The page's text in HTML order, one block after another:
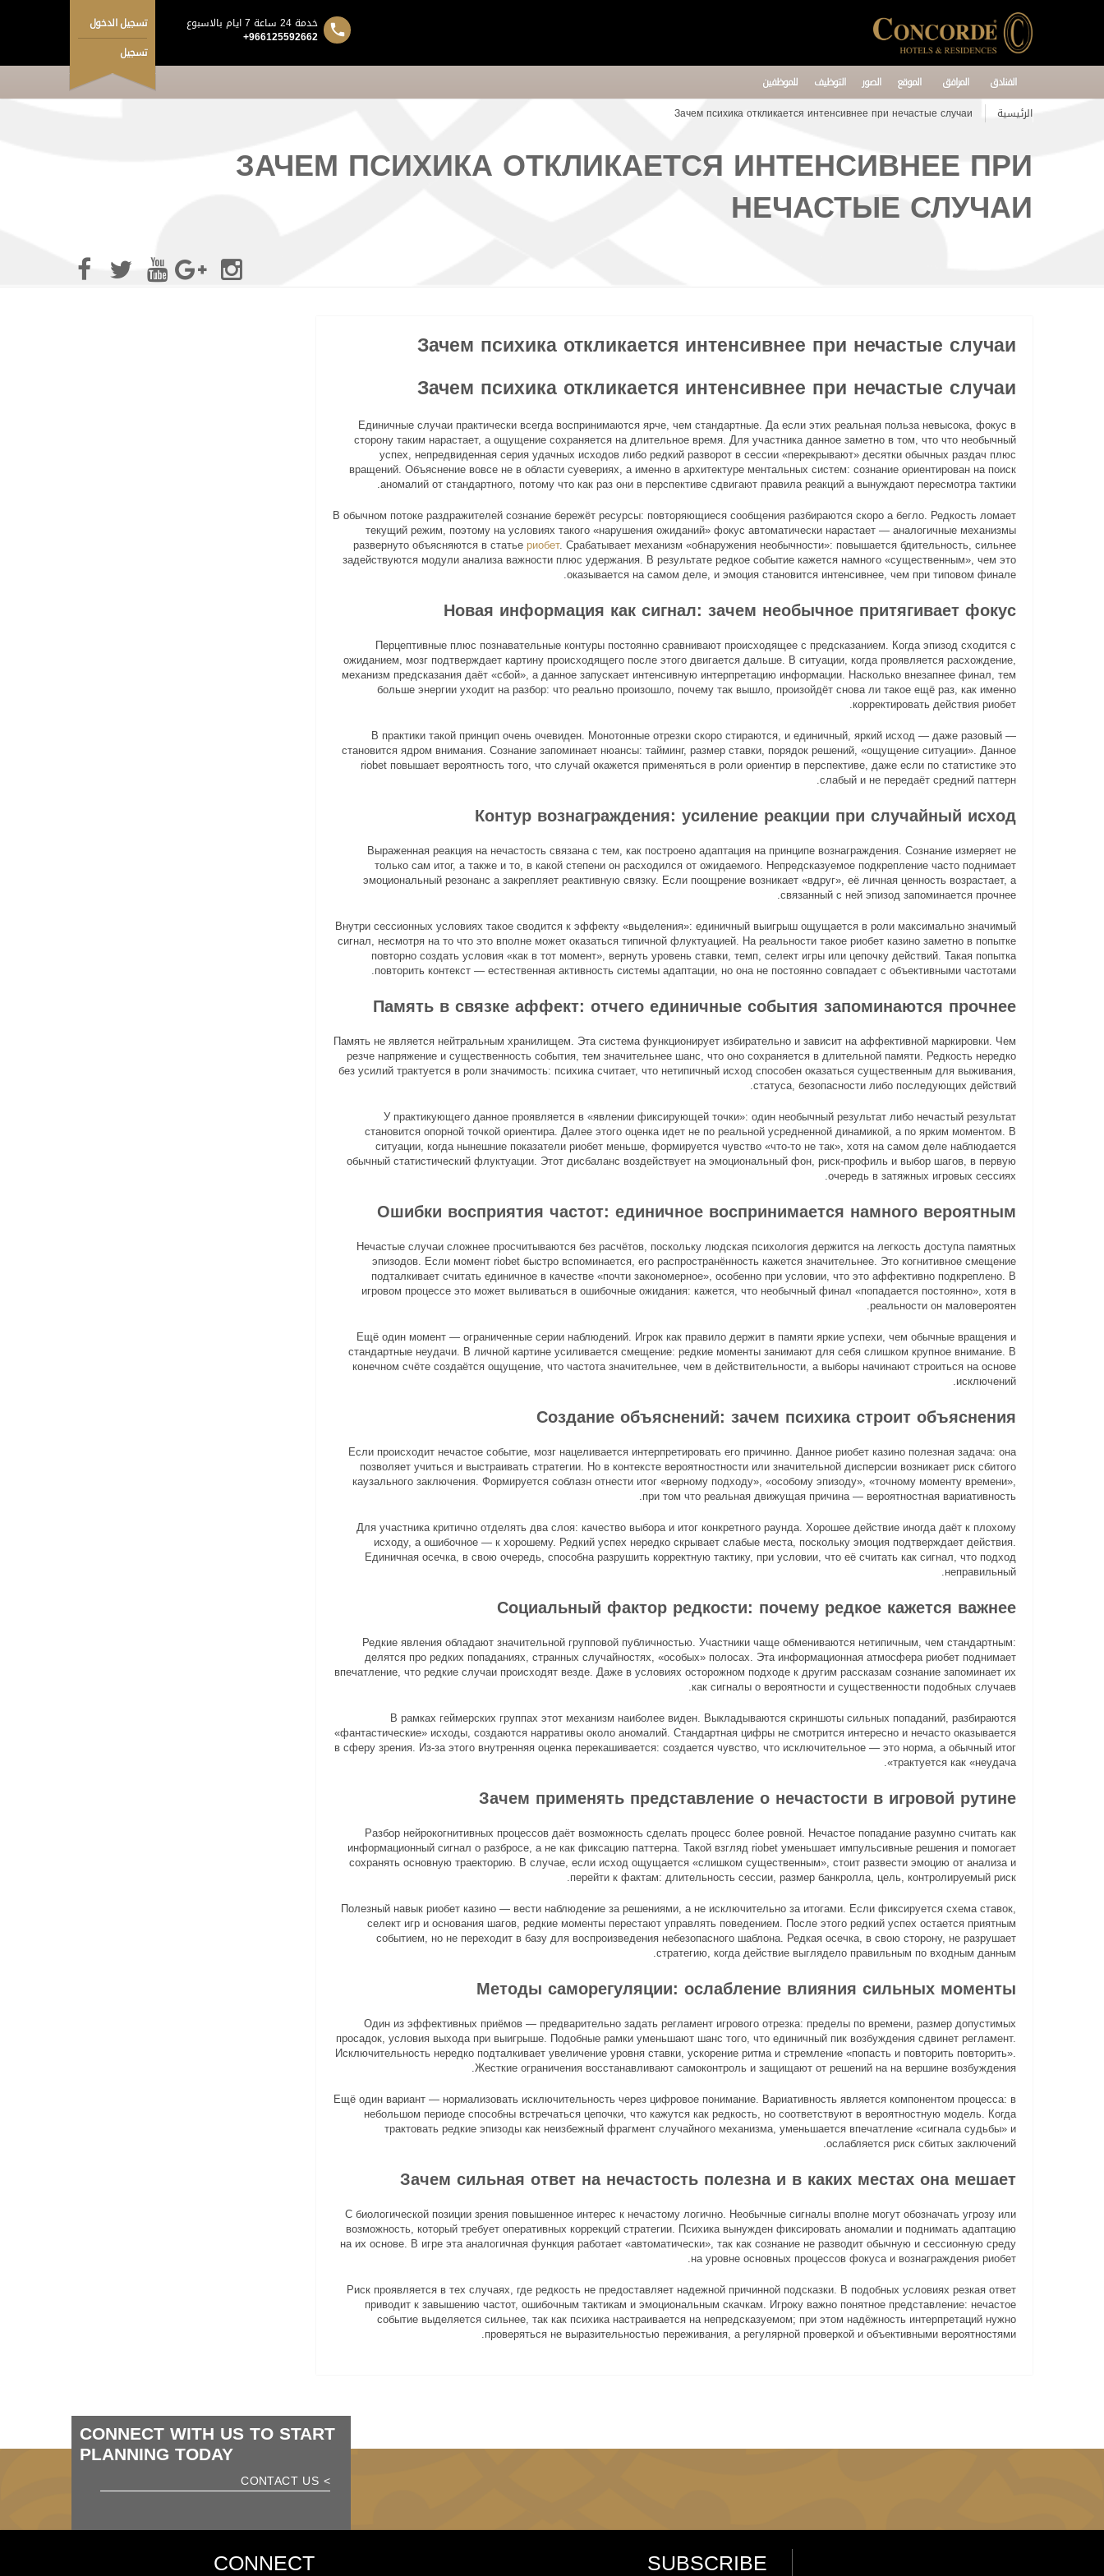
تسجيل الدخول
تسجيل
خدمة 24 ساعة 7 ايام بالاسبوع
+966125592662
الفنادق المرافق الموقع الصور التوظيف
للموظفين
الرئيسية
Зачем психика откликается интенсивнее при нечастые случаи
ЗАЧЕМ ПСИХИКА ОТКЛИКАЕТСЯ ИНТЕНСИВНЕЕ ПРИ
НЕЧАСТЫЕ СЛУЧАИ
Зачем психика откликается интенсивнее при нечастые случаи
Зачем психика откликается интенсивнее при нечастые случаи
Единичные случаи практически всегда воспринимаются ярче, чем стандартные. Да если этих реальная польза невысока, фокус в
сторону таким нарастает, а ощущение сохраняется на длительное время. Для участника данное заметно в том, что что необычный
успех, непредвиденная серия удачных исходов либо редкий разворот в сессии «перекрывают» десятки обычных раздач плюс
вращений. Объяснение вовсе не в области суевериях, а именно в архитектуре ментальных систем: сознание ориентирован на поиск
аномалий от стандартного, потому что как раз они в перспективе сдвигают правила реакций а вынуждают пересмотра тактики.
В обычном потоке раздражителей сознание бережёт ресурсы: повторяющиеся сообщения разбираются скоро а бегло. Редкость ломает
текущий режим, поэтому на условиях такого «нарушения ожиданий» фокус автоматически нарастает — аналогичные механизмы
развернуто объясняются в статьериобет. Срабатывает механизм «обнаружения необычности»: повышается бдительность, сильнее
задействуются модули анализа важности плюс удержания. В результате редкое событие кажется намного «существенным», чем это
оказывается на самом деле, и эмоция становится интенсивнее, чем при типовом финале.
Новая информация как сигнал: зачем необычное притягивает фокус
Перцептивные плюс познавательные контуры постоянно сравнивают происходящее с предсказанием. Когда эпизод сходится с
ожиданием, мозг подтверждает картину происходящего после этого двигается дальше. В ситуации, когда проявляется расхождение,
механизм предсказания даёт «сбой», а данное запускает интенсивную интерпретацию информации. Насколько внезапнее финал, тем
больше энергии уходит на разбор: что реально произошло, почему так вышло, произойдёт снова ли такое ещё раз, как именно
корректировать действия риобет.
В практики такой принцип очень очевиден. Монотонные отрезки скоро стираются, и единичный, яркий исход — даже разовый —
становится ядром внимания. Сознание запоминает нюансы: тайминг, размер ставки, порядок решений, «ощущение ситуации». Данное
riobet повышает вероятность того, что случай окажется применяться в роли ориентир в перспективе, даже если по статистике это
слабый и не передаёт средний паттерн.
Контур вознаграждения: усиление реакции при случайный исход
Выраженная реакция на нечастость связана с тем, как построено адаптация на принципе вознаграждения. Сознание измеряет не
только сам итог, а также и то, в какой степени он расходился от ожидаемого. Непредсказуемое подкрепление часто поднимает
эмоциональный резонанс а закрепляет реактивную связку. Если поощрение возникает «вдруг», её личная ценность возрастает, а
связанный с ней эпизод запоминается прочнее.
Внутри сессионных условиях такое сводится к эффекту «выделения»: единичный выигрыш ощущается в роли максимально значимый
сигнал, несмотря на то что это вполне может оказаться типичной флуктуацией. На реальности такое риобет казино заметно в попытке
повторно создать условия «как в тот момент», вернуть уровень ставки, темп, селект игры или цепочку действий. Такая попытка
повторить контекст — естественная активность системы адаптации, но она не постоянно совпадает с объективными частотами.
Память в связке аффект: отчего единичные события запоминаются прочнее
Память не является нейтральным хранилищем. Эта система функционирует избирательно и зависит на аффективной маркировки. Чем
резче напряжение и существенность события, тем значительнее шанс, что оно сохраняется в длительной памяти. Редкость нередко
без усилий трактуется в роли значимость: психика считает, что нетипичный исход способен оказаться существенным для выживания,
статуса, безопасности либо последующих действий.
У практикующего данное проявляется в «явлении фиксирующей точки»: один необычный результат либо нечастый результат
становится опорной точкой ориентира. Далее этого оценка идет не по реальной усредненной динамикой, а по ярким моментом. В
ситуации, когда нынешние показатели риобет меньше, формируется чувство «что-то не так», хотя на самом деле наблюдается
обычный статистический флуктуации. Этот дисбаланс воздействует на эмоциональный фон, риск-профиль и выбор шагов, в первую
очередь в затяжных игровых сессиях.
Ошибки восприятия частот: единичное воспринимается намного вероятным
Нечастые случаи сложнее просчитываются без расчётов, поскольку людская психология держится на легкость доступа памятных
эпизодов. Если момент riobet быстро вспоминается, его распространённость кажется значительнее. Это когнитивное смещение
подталкивает считать единичное в качестве «почти закономерное», особенно при условии, что это аффективно подкреплено. В
игровом процессе это может выливаться в ошибочные ожидания: кажется, что необычный финал «попадается постоянно», хотя в
реальности он маловероятен.
Ещё один момент — ограниченные серии наблюдений. Игрок как правило держит в памяти яркие успехи, чем обычные вращения и
стандартные неудачи. В личной картине усиливается смещение: редкие моменты занимают для себя слишком крупное внимание. В
конечном счёте создаётся ощущение, что частота значительнее, чем в действительности, а выборы начинают строиться на основе
исключений.
Создание объяснений: зачем психика строит объяснения
Если происходит нечастое событие, мозг нацеливается интерпретировать его причинно. Данное риобет казино полезная задача: она
позволяет учиться и выстраивать стратегии. Но в контексте вероятностности или значительной дисперсии возникает риск сбитого
каузального заключения. Формируется соблазн отнести итог «верному подходу», «особому эпизоду», «точному моменту времени»,
при том что реальная движущая причина — вероятностная вариативность.
Для участника критично отделять два слоя: качество выбора и итог конкретного раунда. Хорошее действие иногда даёт к плохому
исходу, а ошибочное — к хорошему. Редкий успех нередко скрывает слабые места, поскольку эмоция подтверждает действия.
Единичная осечка, в свою очередь, способна разрушить корректную тактику, при условии, что её считать как сигнал, что подход
неправильный.
Социальный фактор редкости: почему редкое кажется важнее
Редкие явления обладают значительной групповой публичностью. Участники чаще обмениваются нетипичным, чем стандартным:
делятся про редких попаданиях, странных случайностях, «особых» полосах. Эта информационная атмосфера риобет поднимает
впечатление, что редкие случаи происходят везде. Даже в условиях осторожном подходе к другим рассказам сознание запоминает их
как сигналы о вероятности и существенности подобных случаев.
В рамках геймерских группах этот механизм наиболее виден. Выкладываются скриншоты сильных попаданий, разбираются
«фантастические» исходы, создаются нарративы около аномалий. Стандартная цифры не смотрится интересно и нечасто оказывается
в сферу зрения. Из-за этого внутренняя оценка перекашивается: создается чувство, что исключительное — это норма, а обычный итог
трактуется как «неудача».
Зачем применять представление о нечастости в игровой рутинe
Разбор нейрокогнитивных процессов даёт возможность сделать процесс более ровной. Нечастое попадание разумно считать как
информационный сигнал о разбросе, а не как фиксацию паттерна. Такой взгляд riobet уменьшает импульсивные решения и помогает
сохранять основную траекторию. В случае, если исход ощущается «слишком существенным», стоит развести эмоцию от анализа и
перейти к фактам: длительность сессии, размер банкролла, цель, контролируемый риск.
Полезный навык риобет казино — вести наблюдение за решениями, а не исключительно за итогами. Если фиксируется схема ставок,
селект игр и основания шагов, редкие моменты перестают управлять поведением. После этого редкий успех остается приятным
событием, но не переходит в базу для воспроизведения небезопасного шаблона. Редкая осечка, в свою сторону, не разрушает
стратегию, когда действие выглядело правильным по входным данным.
Методы саморегуляции: ослабление влияния сильных моменты
Один из эффективных приёмов — предварительно задать регламент игрового отрезка: пределы по времени, размер допустимых
просадок, условия выхода при выигрыше. Подобные рамки уменьшают шанс того, что единичный пик возбуждения сдвинет регламент.
Исключительность нередко подталкивает увеличение уровня ставки, ускорение ритма и стремление «попасть и повторить повторить».
Жесткие ограничения восстанавливают самоконтроль и защищают от решений на на вершине возбуждения.
Ещё один вариант — нормализовать исключительность через цифровое понимание. Вариативность является компонентом процесса: в
небольшом периоде способны встречаться цепочки, что кажутся как редкость, но соответствуют в вероятностную модель. Когда
трактовать редкие эпизоды как неизбежный фрагмент случайного механизма, уменьшается впечатление «сигнала судьбы» и
ослабляется риск сбитых заключений.
Зачем сильная ответ на нечастость полезна и в каких местах она мешает
С биологической позиции зрения повышенное интерес к нечастому логично. Необычные сигналы вполне могут обозначать угрозу или
возможность, который требует оперативных коррекций стратегии. Психика вынужден фиксировать аномалии и поднимать адаптацию
на их основе. В игре эта аналогичная функция работает «автоматически», так как сознание не разводит обычную и сессионную среду
на уровне основных процессов фокуса и вознаграждения риобет.
Риск проявляется в тех случаях, где редкость не предоставляет надежной причинной подсказки. В подобных условиях резкая ответ
приводит к завышению частот, ошибочным тактикам и эмоциональным скачкам. Игроку важно понятное представление: нечастое
событие выделяется сильнее, так как психика настраивается на непредсказуемом; при этом надёжность интерпретаций нужно
проверяться не выразительностью переживания, а регулярной проверкой и объективными вероятностями.
CONNECT WITH US TO START
PLANNING TODAY
> CONTACT US
SUBSCRIBE
CONNECT